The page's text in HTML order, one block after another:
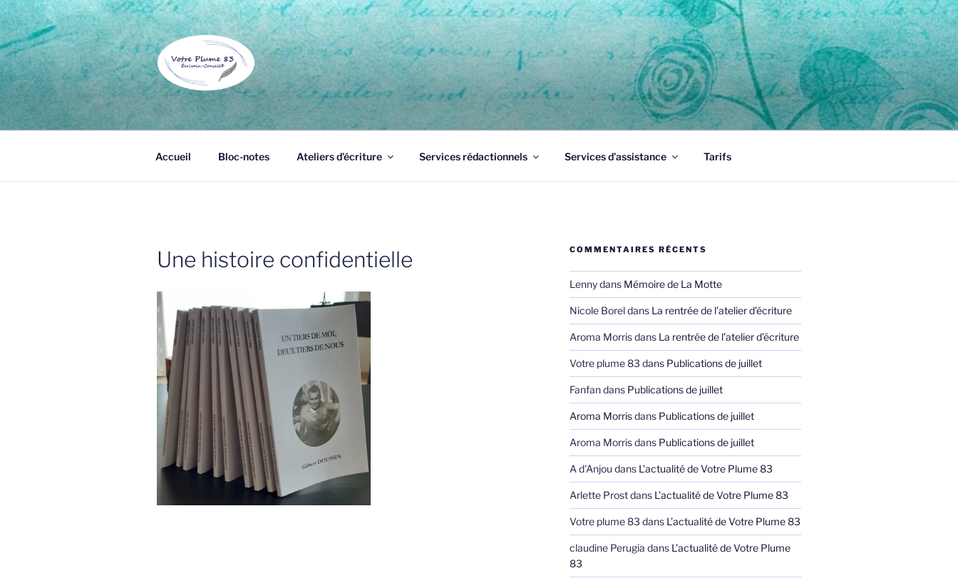
Aller
au
contenu
principal
VOTRE PLUME 83
Écrivain public et biographe à Draguignan, un professionnel de l'écrit à votre service pour tous vos documents.
Accueil Bloc-notes Ateliers d’écriture Services rédactionnels Services d’assistance Tarifs
Une histoire confidentielle COMMENTAIRES RÉCENTS
Lennydans Mémoire de La Motte
Nicole Boreldans La rentrée de l’atelier d’écriture
Aroma Morrisdans La rentrée de l’atelier d’écriture
Votre plume 83 dans Publications de juillet
Fanfandans Publications de juillet
Aroma Morrisdans Publications de juillet
Aroma Morrisdans Publications de juillet
A d'Anjou dans L’actualité de Votre Plume 83
Arlette Prostdans L’actualité de Votre Plume 83
Votre plume 83 dans L’actualité de Votre Plume 83
claudine Perugia dans L’actualité de Votre Plume
83